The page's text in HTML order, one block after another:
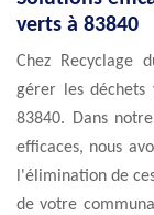
verts à 83840
Chez Recyclage
gérer les
83840. Dans
efficaces, nous
l'élimination de
de votre